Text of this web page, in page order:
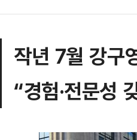
작년 7월 강구
“경험·전문성